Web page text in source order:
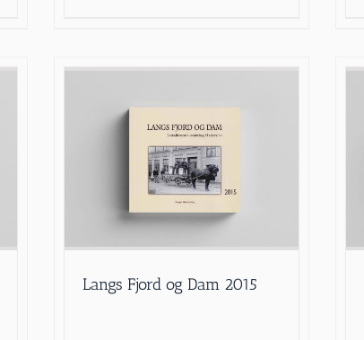
Langs Fjord og Dam 2015